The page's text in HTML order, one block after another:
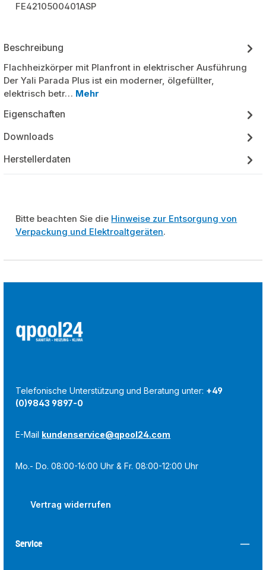
FE4210500401ASP
Beschreibung
Flachheizkörper mit Planfront in elektrischer Ausführung
Der Yali Parada Plus ist ein moderner, ölgefüllter,
elektrisch betr… Mehr
Eigenschaften
Downloads
Herstellerdaten
Bitte beachten Sie die Hinweise zur Entsorgung von
Verpackung und Elektroaltgeräten.
Telefonische Unterstützung und Beratung unter: +49
(0)9843 9897-0
E-Mail kundenservice@qpool24.com
Mo.- Do. 08:00-16:00 Uhr & Fr. 08:00-12:00 Uhr
Vertrag widerrufen
Service